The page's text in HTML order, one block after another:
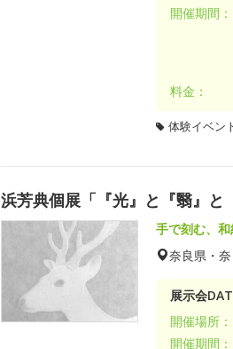
開催期間：
料金：
体験イベン
浜芳典個展「『光』と『翳』と
手で刻む、
奈良県・
展示会
開催場所：
開催期間：